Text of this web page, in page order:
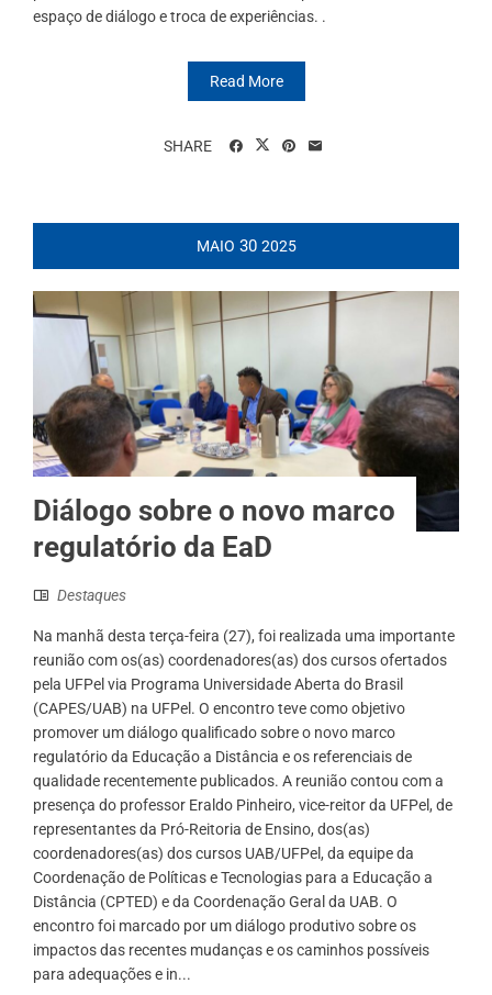
espaço de diálogo e troca de experiências. .
Read More
SHARE
MAIO 30 2025
Diálogo sobre o novo marco
regulatório da EaD
Destaques
Na manhã desta terça-feira (27), foi realizada uma importante
reunião com os(as) coordenadores(as) dos cursos ofertados
pela UFPel via Programa Universidade Aberta do Brasil
(CAPES/UAB) na UFPel. O encontro teve como objetivo
promover um diálogo qualificado sobre o novo marco
regulatório da Educação a Distância e os referenciais de
qualidade recentemente publicados. A reunião contou com a
presença do professor Eraldo Pinheiro, vice-reitor da UFPel, de
representantes da Pró-Reitoria de Ensino, dos(as)
coordenadores(as) dos cursos UAB/UFPel, da equipe da
Coordenação de Políticas e Tecnologias para a Educação a
Distância (CPTED) e da Coordenação Geral da UAB. O
encontro foi marcado por um diálogo produtivo sobre os
impactos das recentes mudanças e os caminhos possíveis
para adequações e in...